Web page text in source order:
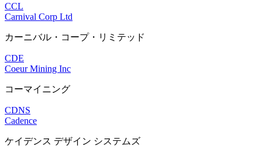
CCL
Carnival Corp Ltd
カーニバル・コープ・リミテッド
CDE
Coeur Mining Inc
コーマイニング
CDNS
Cadence
ケイデンス デザイン システムズ